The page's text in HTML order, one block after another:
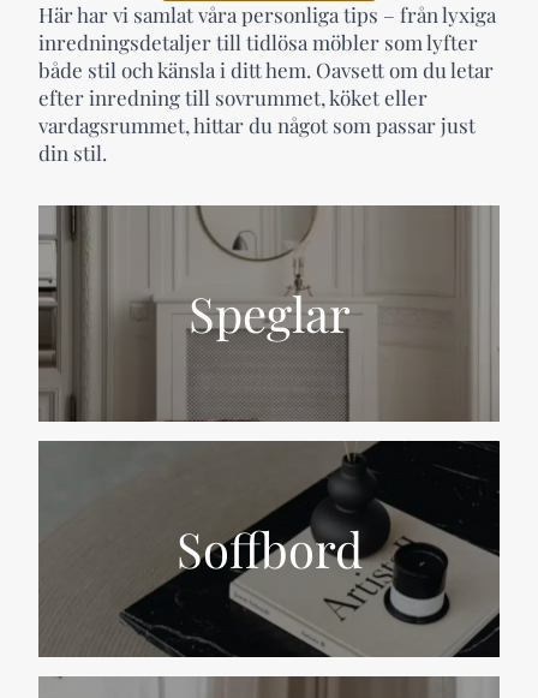
Speglar
Soffbord
Här har vi samlat våra personliga tips – från lyxiga
inredningsdetaljer till tidlösa möbler som lyfter
både stil och känsla i ditt hem. Oavsett om du letar
efter inredning till sovrummet, köket eller
vardagsrummet, hittar du något som passar just
din stil.